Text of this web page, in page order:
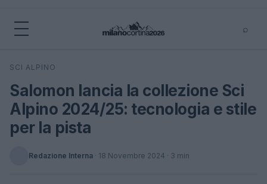
⌕
Cerca
SCI ALPINO
Salomon lancia la collezione Sci
Alpino 2024/25: tecnologia e stile
per la pista
Redazione Interna · 18 Novembre 2024 · 3 min